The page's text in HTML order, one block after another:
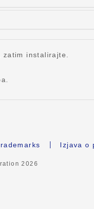
instalirajte.
Izjava o
2026